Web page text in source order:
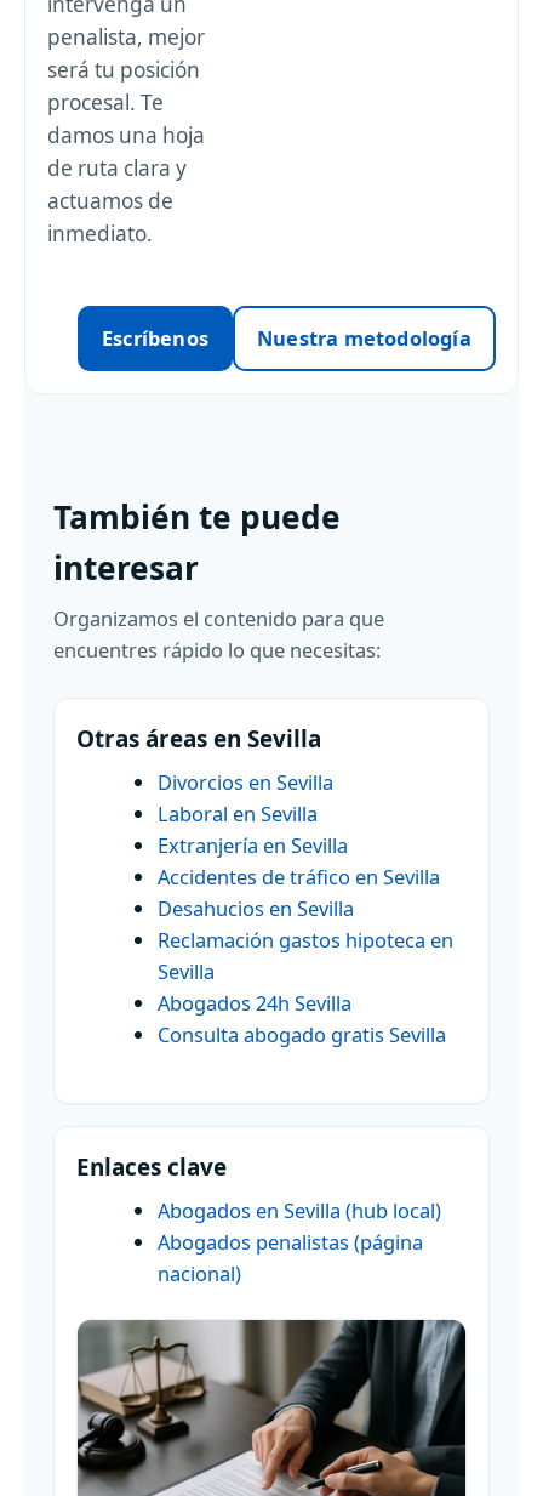
penalista, mejor
será tu posición
procesal. Te
damos una hoja
de ruta clara y
actuamos de
inmediato.
Escríbenos Nuestra metodología
También te puede
interesar
Organizamos el contenido para que
encuentres rápido lo que necesitas:
Otras áreas en Sevilla
Divorcios en Sevilla
Laboral en Sevilla
Extranjería en Sevilla
Accidentes de tráfico en Sevilla
Desahucios en Sevilla
Reclamación gastos hipoteca en
Sevilla
Abogados 24h Sevilla
Consulta abogado gratis Sevilla
Enlaces clave
Abogados en Sevilla (hub local)
Abogados penalistas (página
nacional)